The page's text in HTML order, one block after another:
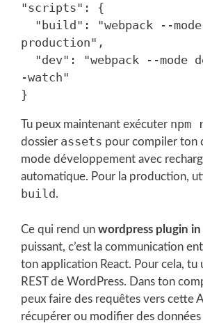
"scripts": {
production",
-watch"
Tu peux maintenant exécuter npm
dossier assets pour compiler ton
mode développement avec
automatique. Pour la production,
build .
Ce qui rend un wordpress plugin in
puissant, c’est la communication
ton application React. Pour cela, tu
REST de WordPress. Dans ton
peux faire des requêtes vers cette
récupérer ou modifier des données